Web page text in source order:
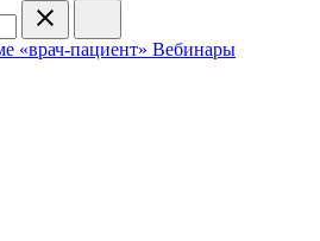
«врач-пациент» Вебинары